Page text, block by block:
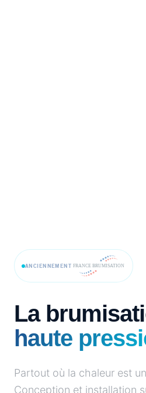
ANCIENNEMENT
La
haute
Partout où la chaleur est
Conception et installation